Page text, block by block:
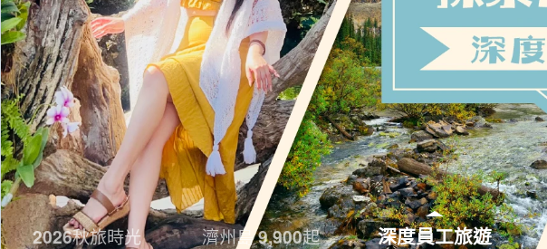
2026秋旅時光 濟州島 9,900起 深度員工旅遊